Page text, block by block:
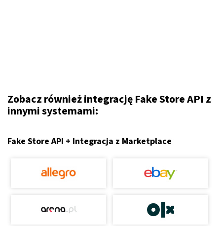
Zobacz również integrację Fake Store API z
innymi systemami:
Fake Store API + Integracja z Marketplace